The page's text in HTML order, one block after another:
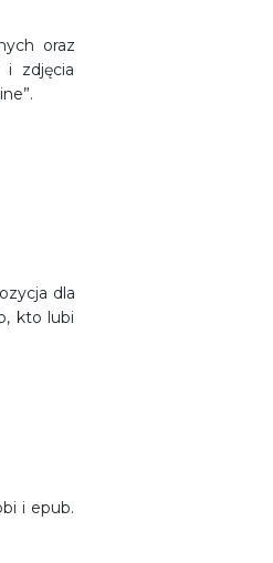
oraz
i zdjęcia
dla
kto lubi
i epub.